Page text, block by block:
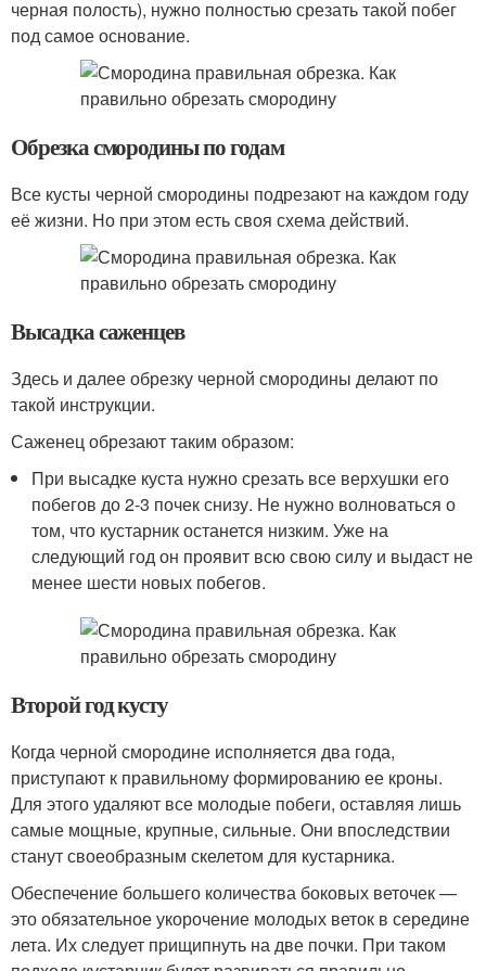
черная полость), нужно полностью срезать такой побег
под самое основание.
Обрезка смородины по годам
Все кусты черной смородины подрезают на каждом году
её жизни. Но при этом есть своя схема действий.
Высадка саженцев
Здесь и далее обрезку черной смородины делают по
такой инструкции.
Саженец обрезают таким образом:
При высадке куста нужно срезать все верхушки его
побегов до 2-3 почек снизу. Не нужно волноваться о
том, что кустарник останется низким. Уже на
следующий год он проявит всю свою силу и выдаст не
менее шести новых побегов.
Второй год кусту
Когда черной смородине исполняется два года,
приступают к правильному формированию ее кроны.
Для этого удаляют все молодые побеги, оставляя лишь
самые мощные, крупные, сильные. Они впоследствии
станут своеобразным скелетом для кустарника.
Обеспечение большего количества боковых веточек —
это обязательное укорочение молодых веток в середине
лета. Их следует прищипнуть на две почки. При таком